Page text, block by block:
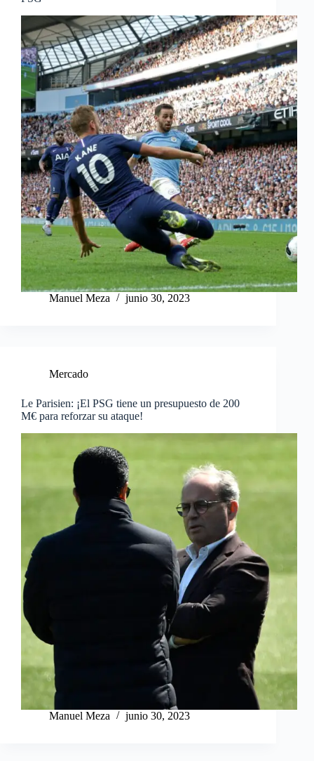
Manuel Meza junio 30, 2023
Mercado
Le Parisien: ¡El PSG tiene un presupuesto de 200
M€ para reforzar su ataque!
Manuel Meza junio 30, 2023